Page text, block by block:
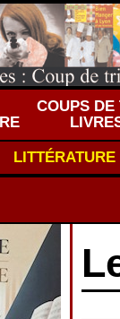
COUPS DE
LITTÉRATURE